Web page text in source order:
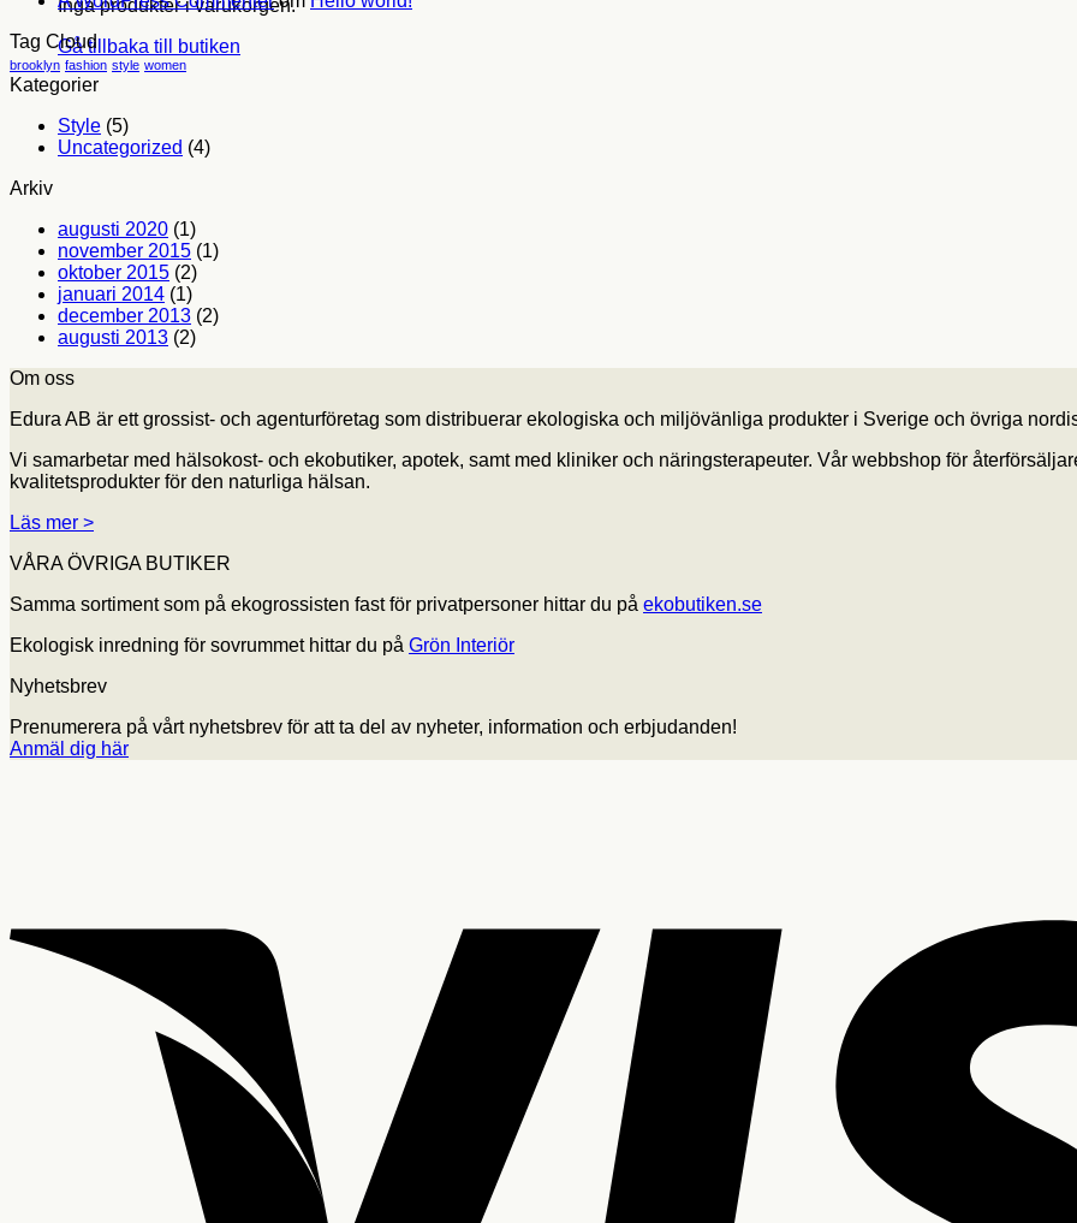
Inga produkter i varukorgen.
Gå tillbaka till butiken
Tag Cloud
brooklyn fashion style women
Kategorier
Style (5)
Uncategorized (4)
Arkiv
augusti 2020 (1)
november 2015 (1)
oktober 2015 (2)
januari 2014 (1)
december 2013 (2)
augusti 2013 (2)
Om oss
Edura AB är ett grossist- och agenturföretag som distribuerar ekologiska och miljövänliga produkter i Sverige och övriga
Vi samarbetar med hälsokost- och ekobutiker, apotek, samt med kliniker och näringsterapeuter. Vår webbshop för
kvalitetsprodukter för den naturliga hälsan.
Läs mer >
VÅRA ÖVRIGA BUTIKER
Samma sortiment som på ekogrossisten fast för privatpersoner hittar du på ekobutiken.se
Ekologisk inredning för sovrummet hittar du på Grön Interiör
Nyhetsbrev
Prenumerera på vårt nyhetsbrev för att ta del av nyheter, information och erbjudanden!
Anmäl dig här